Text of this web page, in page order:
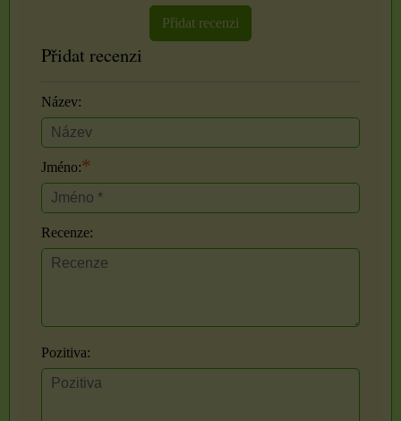
Přidat recenzi
Přidat recenzi
Název:
Jméno:*
Recenze:
Pozitiva: